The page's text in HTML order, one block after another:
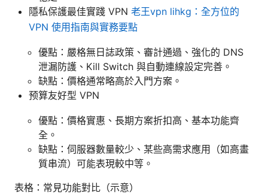
隱私保護最佳實踐 VPN 老王vpn lihkg：全方位的
VPN 使用指南與實務要點
優點：嚴格無日誌政策、審計通過、強化的 DNS
泄漏防護、Kill Switch 與自動連線設定完善。
缺點：價格通常略高於入門方案。
预算友好型 VPN
優點：價格實惠、長期方案折扣高、基本功能齊
全。
缺點：伺服器數量較少、某些高需求應用（如高畫
質串流）可能表現較中等。
表格：常見功能對比（示意）